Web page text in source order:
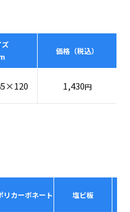
ズ
価格（税込）
1,430円
リカーボネート 塩ビ板